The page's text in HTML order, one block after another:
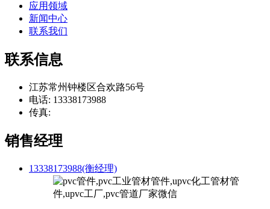
应用领域
新闻中心
联系我们
联系信息
江苏常州钟楼区合欢路56号
电话: 13338173988
传真:
销售经理
13338173988(衡经理)